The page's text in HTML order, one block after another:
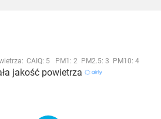
CAIQ: 5 PM1: 2 PM2.5: 3 PM10: 4
jakość powietrza